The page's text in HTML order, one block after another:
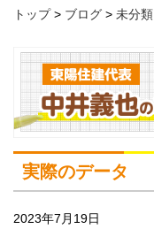
トップ> ブログ > 未分類
実際のデータ
2023年7月19日